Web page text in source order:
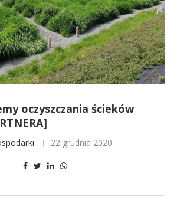
oczyszczania ścieków
22 grudnia 2020